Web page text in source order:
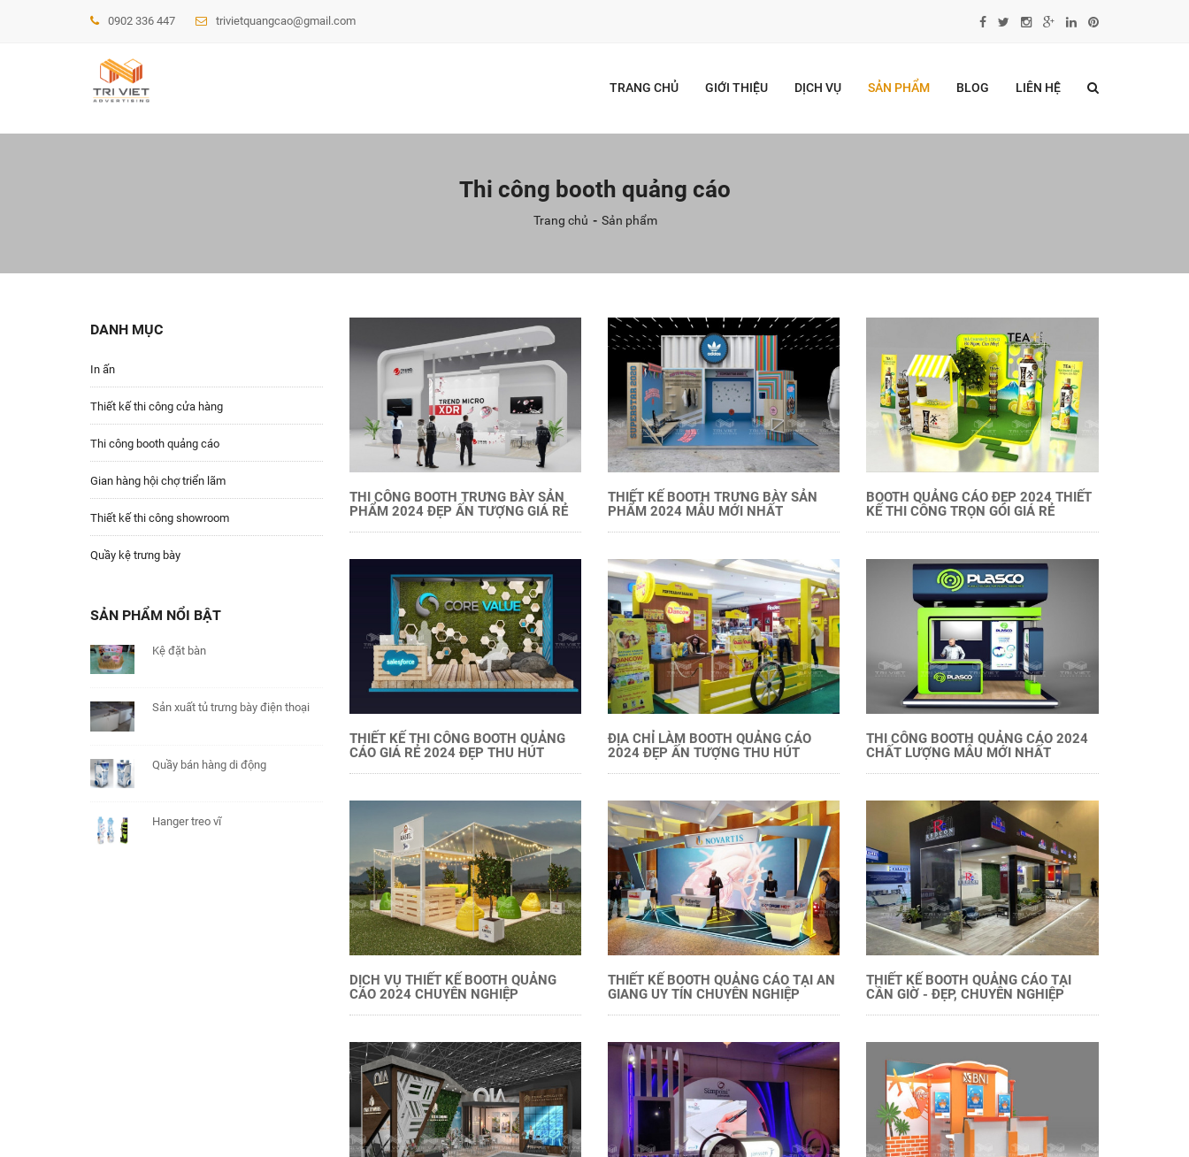
0902 336 447 trivietquangcao@gmail.com
TRANG CHỦ GIỚI THIỆU DỊCH VỤ SẢN PHẨM BLOG LIÊN HỆ
Thi công booth quảng cáo
Trang chủ Sản phẩm
DANH MỤC
In ấn
Thiết kế thi công cửa hàng
Thi công booth quảng cáo
Gian hàng hội chợ triển lãm
Thiết kế thi công showroom
Quầy kệ trưng bày
SẢN PHẨM NỔI BẬT
Kệ đặt bàn
Sản xuất tủ trưng bày điện thoại
Quầy bán hàng di động
Hanger treo vĩ
THI CÔNG BOOTH TRƯNG BÀY SẢN
PHẨM 2024 ĐẸP ẤN TƯỢNG GIÁ RẺ
THIẾT KẾ BOOTH TRƯNG BÀY SẢN
PHẨM 2024 MẪU MỚI NHẤT
BOOTH QUẢNG CÁO ĐẸP 2024 THIẾT
KẾ THI CÔNG TRỌN GÓI GIÁ RẺ
THIẾT KẾ THI CÔNG BOOTH QUẢNG
CÁO GIÁ RẺ 2024 ĐẸP THU HÚT
ĐỊA CHỈ LÀM BOOTH QUẢNG CÁO
2024 ĐẸP ẤN TƯỢNG THU HÚT
THI CÔNG BOOTH QUẢNG CÁO 2024
CHẤT LƯỢNG MẪU MỚI NHẤT
DỊCH VỤ THIẾT KẾ BOOTH QUẢNG
CÁO 2024 CHUYÊN NGHIỆP
THIẾT KẾ BOOTH QUẢNG CÁO TẠI AN
GIANG UY TÍN CHUYÊN NGHIỆP
THIẾT KẾ BOOTH QUẢNG CÁO TẠI
CẦN GIỜ - ĐẸP, CHUYÊN NGHIỆP